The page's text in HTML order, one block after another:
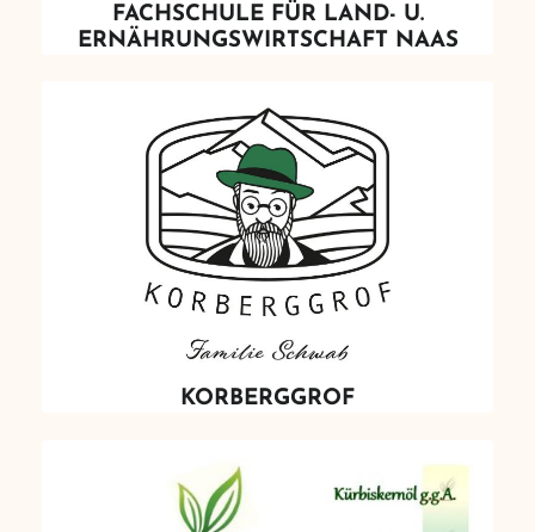
FACHSCHULE FÜR LAND- U.
ERNÄHRUNGSWIRTSCHAFT NAAS
KORBERGGROF